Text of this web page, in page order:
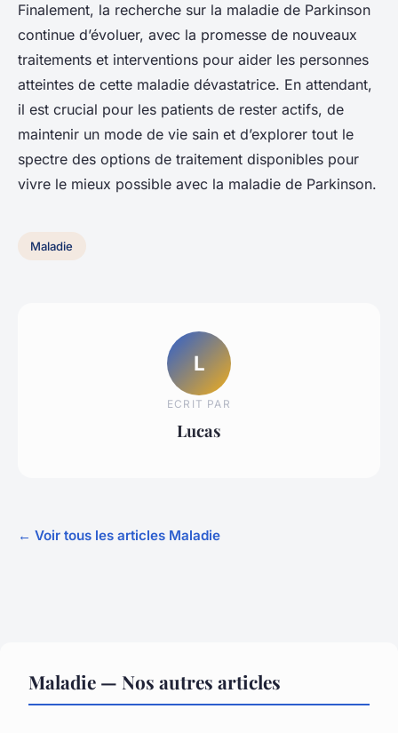
Finalement, la recherche sur la maladie de Parkinson
continue d’évoluer, avec la promesse de nouveaux
traitements et interventions pour aider les personnes
atteintes de cette maladie dévastatrice. En attendant,
il est crucial pour les patients de rester actifs, de
maintenir un mode de vie sain et d’explorer tout le
spectre des options de traitement disponibles pour
vivre le mieux possible avec la maladie de Parkinson.
Maladie
L
ECRIT PAR
Lucas
← Voir tous les articles Maladie
Maladie — Nos autres articles